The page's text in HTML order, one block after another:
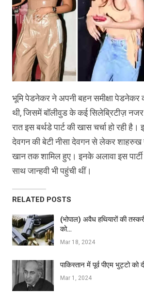
भूमि पेडनेकर ने अपनी बहन समीक्षा पेडनेकर
थी, जिसमें बॉलीवुड के कई सिलेब्रिटीज़
रात इस बर्थडे पार्ट की खास चर्चा हो रही है।
देवगन की बेटी नीसा देवगन से लेकर
खान तक शामिल हुए। इनके अलावा इस
साथ जान्हवी भी पहुंची थीं।
RELATED POSTS
(भोपाल) अवैध हथियारों की
को…
Mar 18, 2024
पाकिस्तान में पूर्व पीएम भुट्टो
Mar 1, 2024